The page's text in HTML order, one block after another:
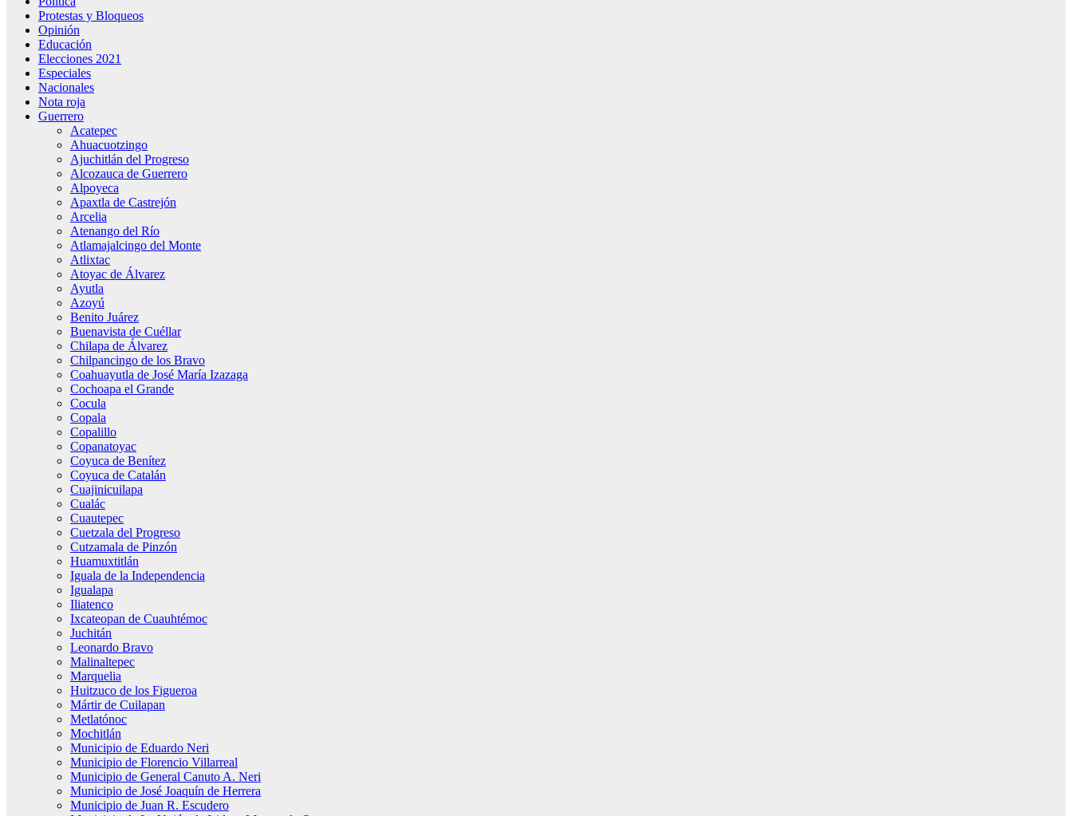
Protestas y Bloqueos
Opinión
Educación
Elecciones 2021
Especiales
Nacionales
Nota roja
Guerrero
Acatepec
Ahuacuotzingo
Ajuchitlán del Progreso
Alcozauca de Guerrero
Alpoyeca
Apaxtla de Castrejón
Arcelia
Atenango del Río
Atlamajalcingo del Monte
Atlixtac
Atoyac de Álvarez
Ayutla
Azoyú
Benito Juárez
Buenavista de Cuéllar
Chilapa de Álvarez
Chilpancingo de los Bravo
Coahuayutla de José María Izazaga
Cochoapa el Grande
Cocula
Copala
Copalillo
Copanatoyac
Coyuca de Benítez
Coyuca de Catalán
Cuajinicuilapa
Cualác
Cuautepec
Cuetzala del Progreso
Cutzamala de Pinzón
Huamuxtitlán
Iguala de la Independencia
Igualapa
Iliatenco
Ixcateopan de Cuauhtémoc
Juchitán
Leonardo Bravo
Malinaltepec
Marquelia
Huitzuco de los Figueroa
Mártir de Cuilapan
Metlatónoc
Mochitlán
Municipio de Eduardo Neri
Municipio de Florencio Villarreal
Municipio de General Canuto A. Neri
Municipio de José Joaquín de Herrera
Municipio de Juan R. Escudero